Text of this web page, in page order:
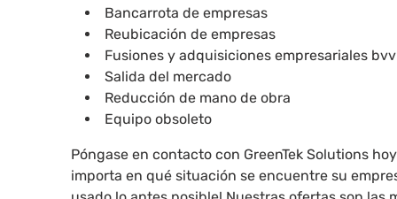
Bancarrota de empresas
Reubicación de empresas
Fusiones y adquisiciones empresariales bvv
Salida del mercado
Reducción de mano de obra
Equipo obsoleto
Póngase en contacto con GreenTek Solutions
importa en qué situación se encuentre su